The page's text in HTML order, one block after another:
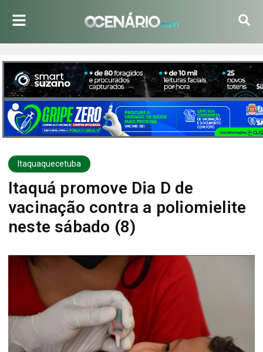
Itaquaquecetuba
Itaquá promove Dia D de
vacinação contra a poliomielite
neste sábado (8)